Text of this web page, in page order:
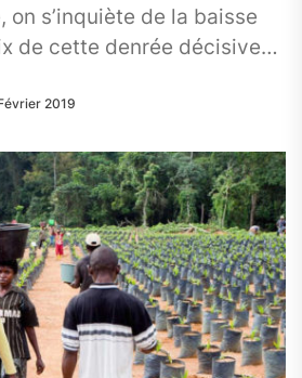
on s’inquiète de la baisse
de cette denrée décisive
2019